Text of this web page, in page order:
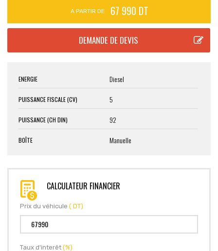
A PARTIR DE 67 990 DT
ENERGIE Diesel
PUISSANCE FISCALE (CV) 5
PUISSANCE (CH DIN) 92
BOÎTE Manuelle
CALCULATEUR FINANCIER
Prix du véhicule ( DT)
Taux d'interêt (%)